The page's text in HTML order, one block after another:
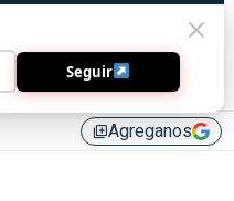
library_addAgreganos
Seguir